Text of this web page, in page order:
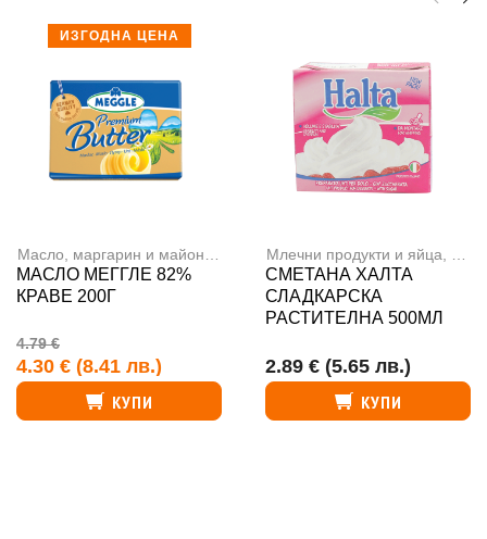
ИЗГОДНА ЦЕНА
Млечни продукти и яйца
МАСЛО МЕГГЛЕ 82%
КРАВЕ 200Г
4.79 €
4.30 € (8.41 лв.)
КУПИ
Млечни продукти и яйца
СМЕТАНА ХАЛТА
СЛАДКАРСКА
РАСТИТЕЛНА 500МЛ
2.89 € (5.65 лв.)
КУПИ